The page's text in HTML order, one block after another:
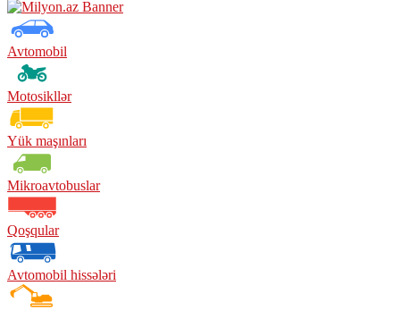
Avtomobil
Motosikllər
Yük maşınları
Mikroavtobuslar
Qoşqular
Avtomobil hissələri